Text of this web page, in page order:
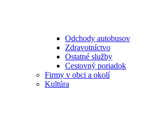
Odchody autobusov
Zdravotníctvo
Ostatné služby
Cestovný poriadok
Firmy v obci a okolí
Kultúra